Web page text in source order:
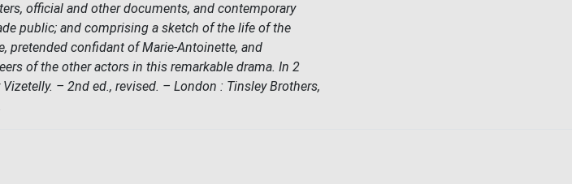
official and other documents, and contemporary
public; and comprising a sketch of the life of the
pretended confidant of Marie-Antoinette, and
of the other actors in this remarkable drama. In 2
– 2nd ed., revised. – London : Tinsley Brothers,